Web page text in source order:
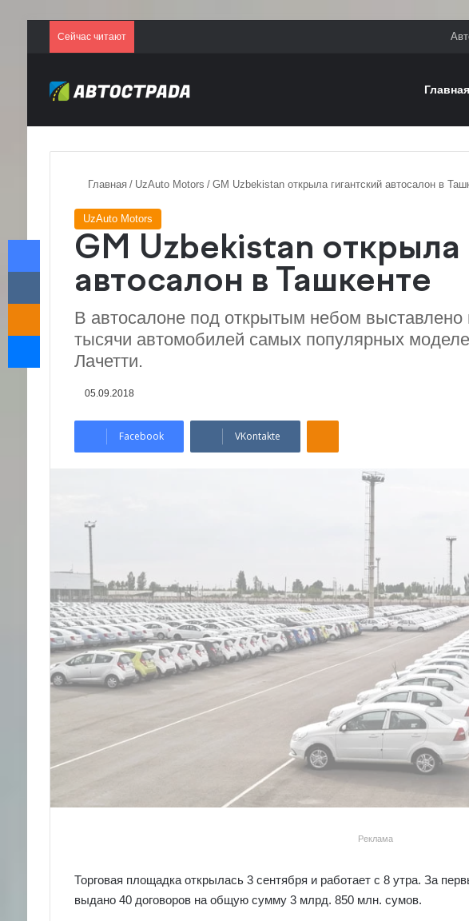
Сейчас читают
Главная
Главная / UzAuto Motors / GM Uzbekistan открыла гигантский автосалон в
UzAuto Motors
GM Uzbekistan открыла
автосалон в Ташкенте
В автосалоне под открытым небом
тысячи автомобилей самых популярных
Лачетти.
05.09.2018
Facebook VKontakte
Odnoklassniki
Реклама
Торговая площадка открылась 3 сентября и работает с 8 утра. За
выдано 40 договоров на общую сумму 3 млрд. 850 млн. сумов.
Facebook
VKontakte
Messenger